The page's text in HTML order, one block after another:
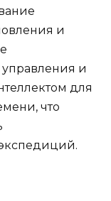
и
и
для
что